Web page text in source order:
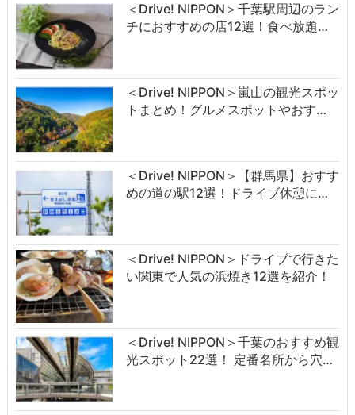
＜Drive! NIPPON＞千葉駅周辺のラン
チにおすすめの店12選！食べ放題…
＜Drive! NIPPON＞嵐山の観光スポッ
トまとめ！グルメスポットやおす…
＜Drive! NIPPON＞【群馬県】おすす
めの道の駅12選！ドライブ休憩に…
＜Drive! NIPPON＞ドライブで行きた
い関東で人気の浜焼き12選を紹介！
＜Drive! NIPPON＞千葉のおすすめ観
光スポット22選！ 定番名所から穴…